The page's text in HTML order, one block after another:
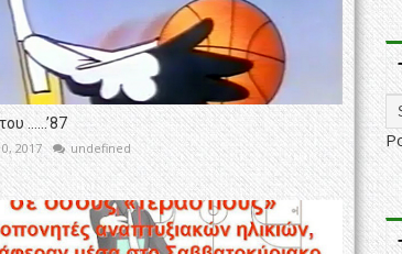
……’87
2017 undefined